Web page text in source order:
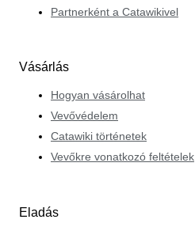
Partnerként a Catawikivel
Vásárlás
Hogyan vásárolhat
Vevővédelem
Catawiki történetek
Vevőkre vonatkozó feltételek
Eladás